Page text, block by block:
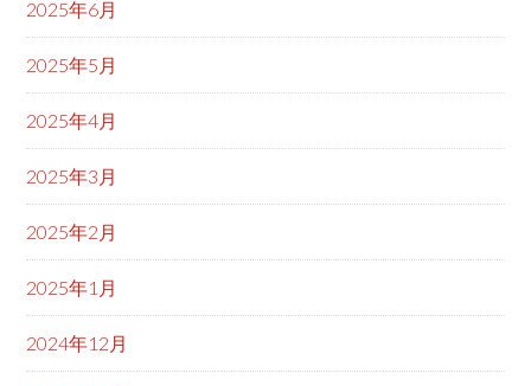
2025年6月
2025年5月
2025年4月
2025年3月
2025年2月
2025年1月
2024年12月